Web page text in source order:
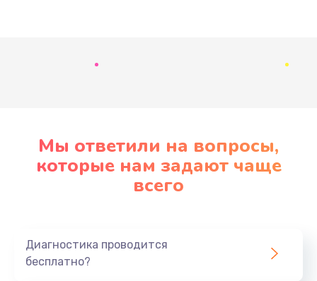
Мы ответили на вопросы,
которые нам задают чаще
всего
Диагностика проводится
бесплатно?